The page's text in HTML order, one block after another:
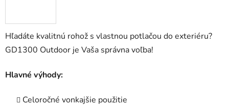
Hľadáte kvalitnú rohož s vlastnou potlačou do exteriéru?
GD1300 Outdoor je Vaša správna voľba!
Hlavné výhody:
Celoročné vonkajšie použitie